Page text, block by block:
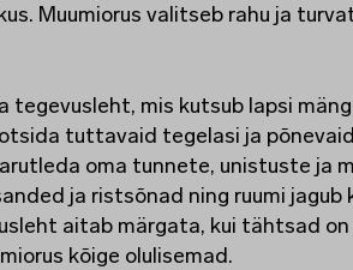
Muumiorus valitseb rahu ja
tegevusleht, mis kutsub lapsi
tuttavaid tegelasi ja
oma tunnete, unistuste ja
ja ristsõnad ning ruumi
aitab märgata, kui tähtsad on
kõige olulisemad.